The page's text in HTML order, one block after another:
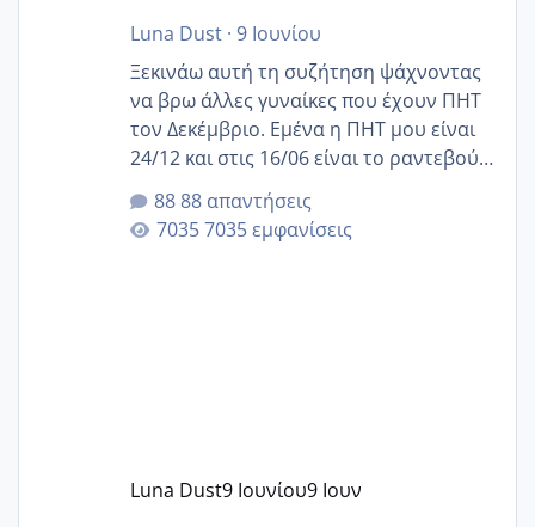
Luna Dust· 9 Ιουνίου
Ξεκινάω αυτή τη συζήτηση ψάχνοντας
να βρω άλλες γυναίκες που έχουν ΠΗΤ
τον Δεκέμβριο. Εμένα η ΠΗΤ μου είναι
24/12 και στις 16/06 είναι το ραντεβού
της αυχενικής διαφάνειας. Έχω αρκετό
άγχος και οι μέρες δεν φαίνεται να
περνάνε με τίποτα.
88 απαντήσεις
7035 εμφανίσεις
Luna Dust9 Ιουνίου9 Ιουν